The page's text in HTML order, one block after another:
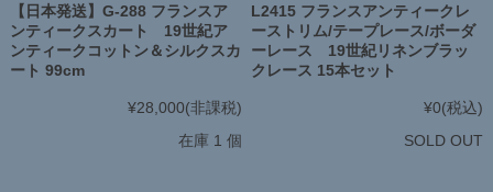
【日本発送】G-288 フランスア
ンティークスカート 19世紀ア
ンティークコットン＆シルクスカ
ート 99cm
¥28,000(非課税)
在庫 1 個
L2415 フランスアンティークレ
ーストリム/テープレース/ボーダ
ーレース 19世紀リネンブラッ
クレース 15本セット
¥0(税込)
SOLD OUT